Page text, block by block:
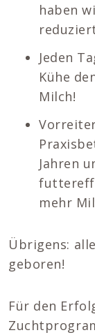
haben
Jeden
Kühe
Milch!
Jahren
mehr
Übrigens:
geboren!
Für den